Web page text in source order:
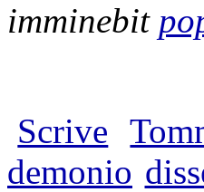
imminebit
Scrive
demonio